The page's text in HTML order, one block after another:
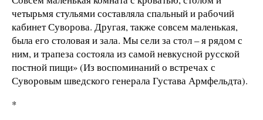
четырьмя стульями составляла спальный и рабочий
кабинет Суворова. Другая, также совсем маленькая,
была его столовая и зала. Мы сели за стол – я рядом с
ним, и трапеза состояла из самой невкусной русской
постной пищи» (Из воспоминаний о встречах с
Суворовым шведского генерала Густава Армфельдта).
*